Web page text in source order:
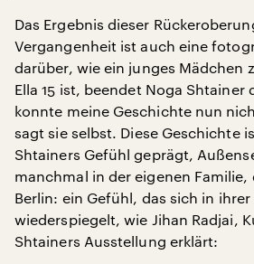
Das Ergebnis dieser
Vergangenheit ist auch eine
darüber, wie ein junges Mädchen
Ella 15 ist, beendet Noga Shtainer
konnte meine Geschichte nun
sagt sie selbst. Diese Geschichte
Shtainers Gefühl geprägt,
manchmal in der eigenen Familie,
Berlin: ein Gefühl, das sich in ihrer
wiederspiegelt, wie Jihan Radjai,
Shtainers Ausstellung erklärt: